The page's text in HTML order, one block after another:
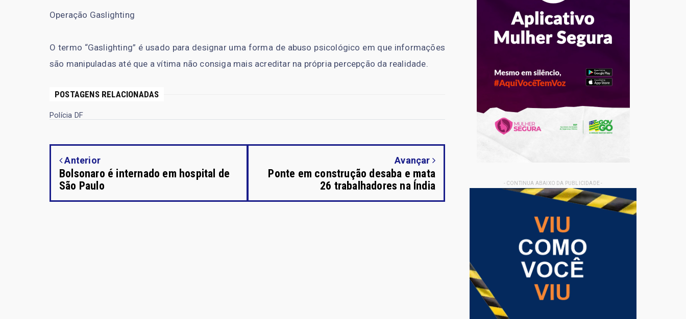
Operação Gaslighting
O termo “Gaslighting” é usado para designar uma forma de abuso psicológico em que informações
são manipuladas até que a vítima não consiga mais acreditar na própria percepção da realidade.
POSTAGENS RELACIONADAS
Polícia DF
Anterior
Bolsonaro é internado em hospital de
São Paulo
Avançar
Ponte em construção desaba e mata
26 trabalhadores na Índia
- CONTINUA ABAIXO DA PUBLICIDADE -